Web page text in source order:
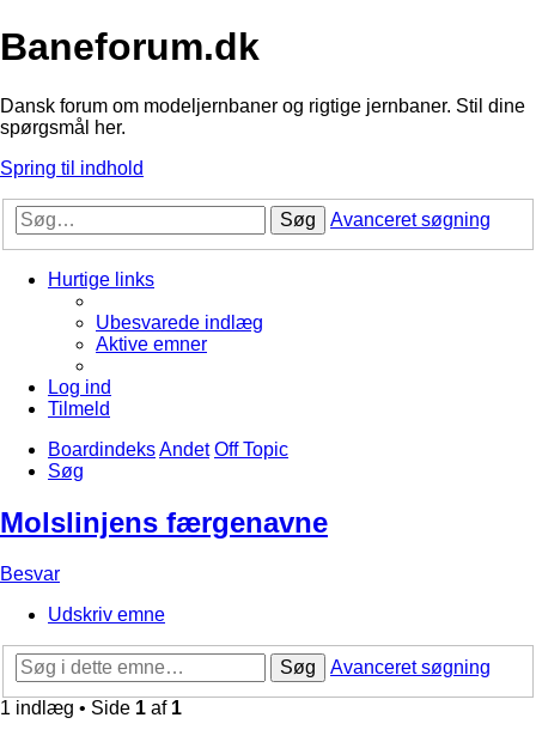
Baneforum.dk
Dansk forum om modeljernbaner og rigtige jernbaner. Stil dine
spørgsmål her.
Spring til indhold
Søg Avanceret søgning
Hurtige links
Ubesvarede indlæg
Aktive emner
Log ind
Tilmeld
BoardindeksAndet Off Topic
Søg
Molslinjens færgenavne
Besvar
Udskriv emne
Søg
Avanceret søgning
1 indlæg • Side 1 af 1